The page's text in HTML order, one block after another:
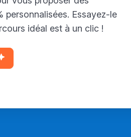
personnalisées. Essayez-le
idéal est à un clic !